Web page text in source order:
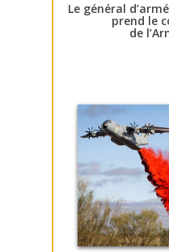
Le général
prend le
de